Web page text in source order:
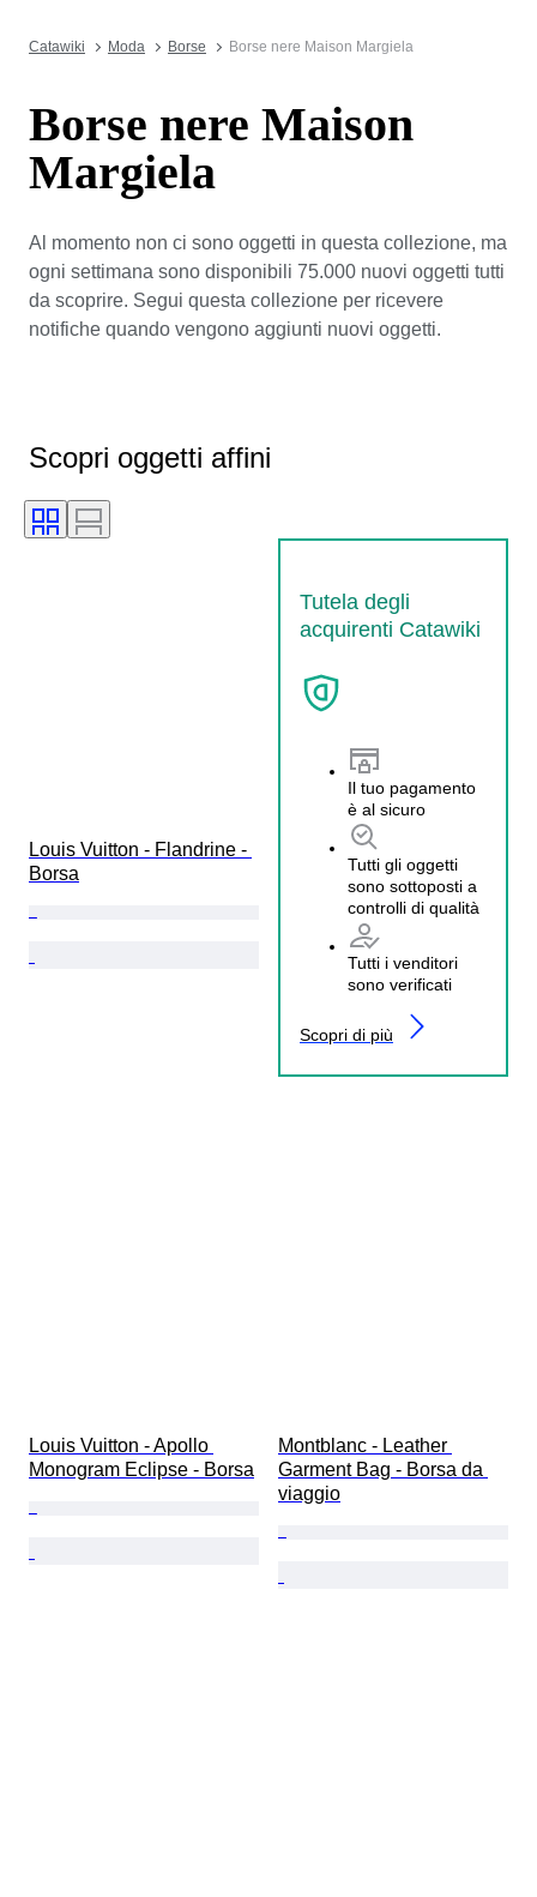
Catawiki Moda Borse Borse nere Maison Margiela
Borse nere Maison
Margiela
Al momento non ci sono oggetti in questa collezione, ma
ogni settimana sono disponibili 75.000 nuovi oggetti tutti
da scoprire. Segui questa collezione per ricevere
notifiche quando vengono aggiunti nuovi oggetti.
Scopri oggetti affini
Tutela degli
acquirenti Catawiki
Il tuo pagamento
è al sicuro
Tutti gli oggetti
sono sottoposti a
controlli di qualità
Tutti i venditori
sono verificati
Scopri di più
Louis Vuitton - Flandrine -
Borsa
Louis Vuitton - Apollo
Monogram Eclipse - Borsa
Montblanc - Leather
Garment Bag - Borsa da
viaggio